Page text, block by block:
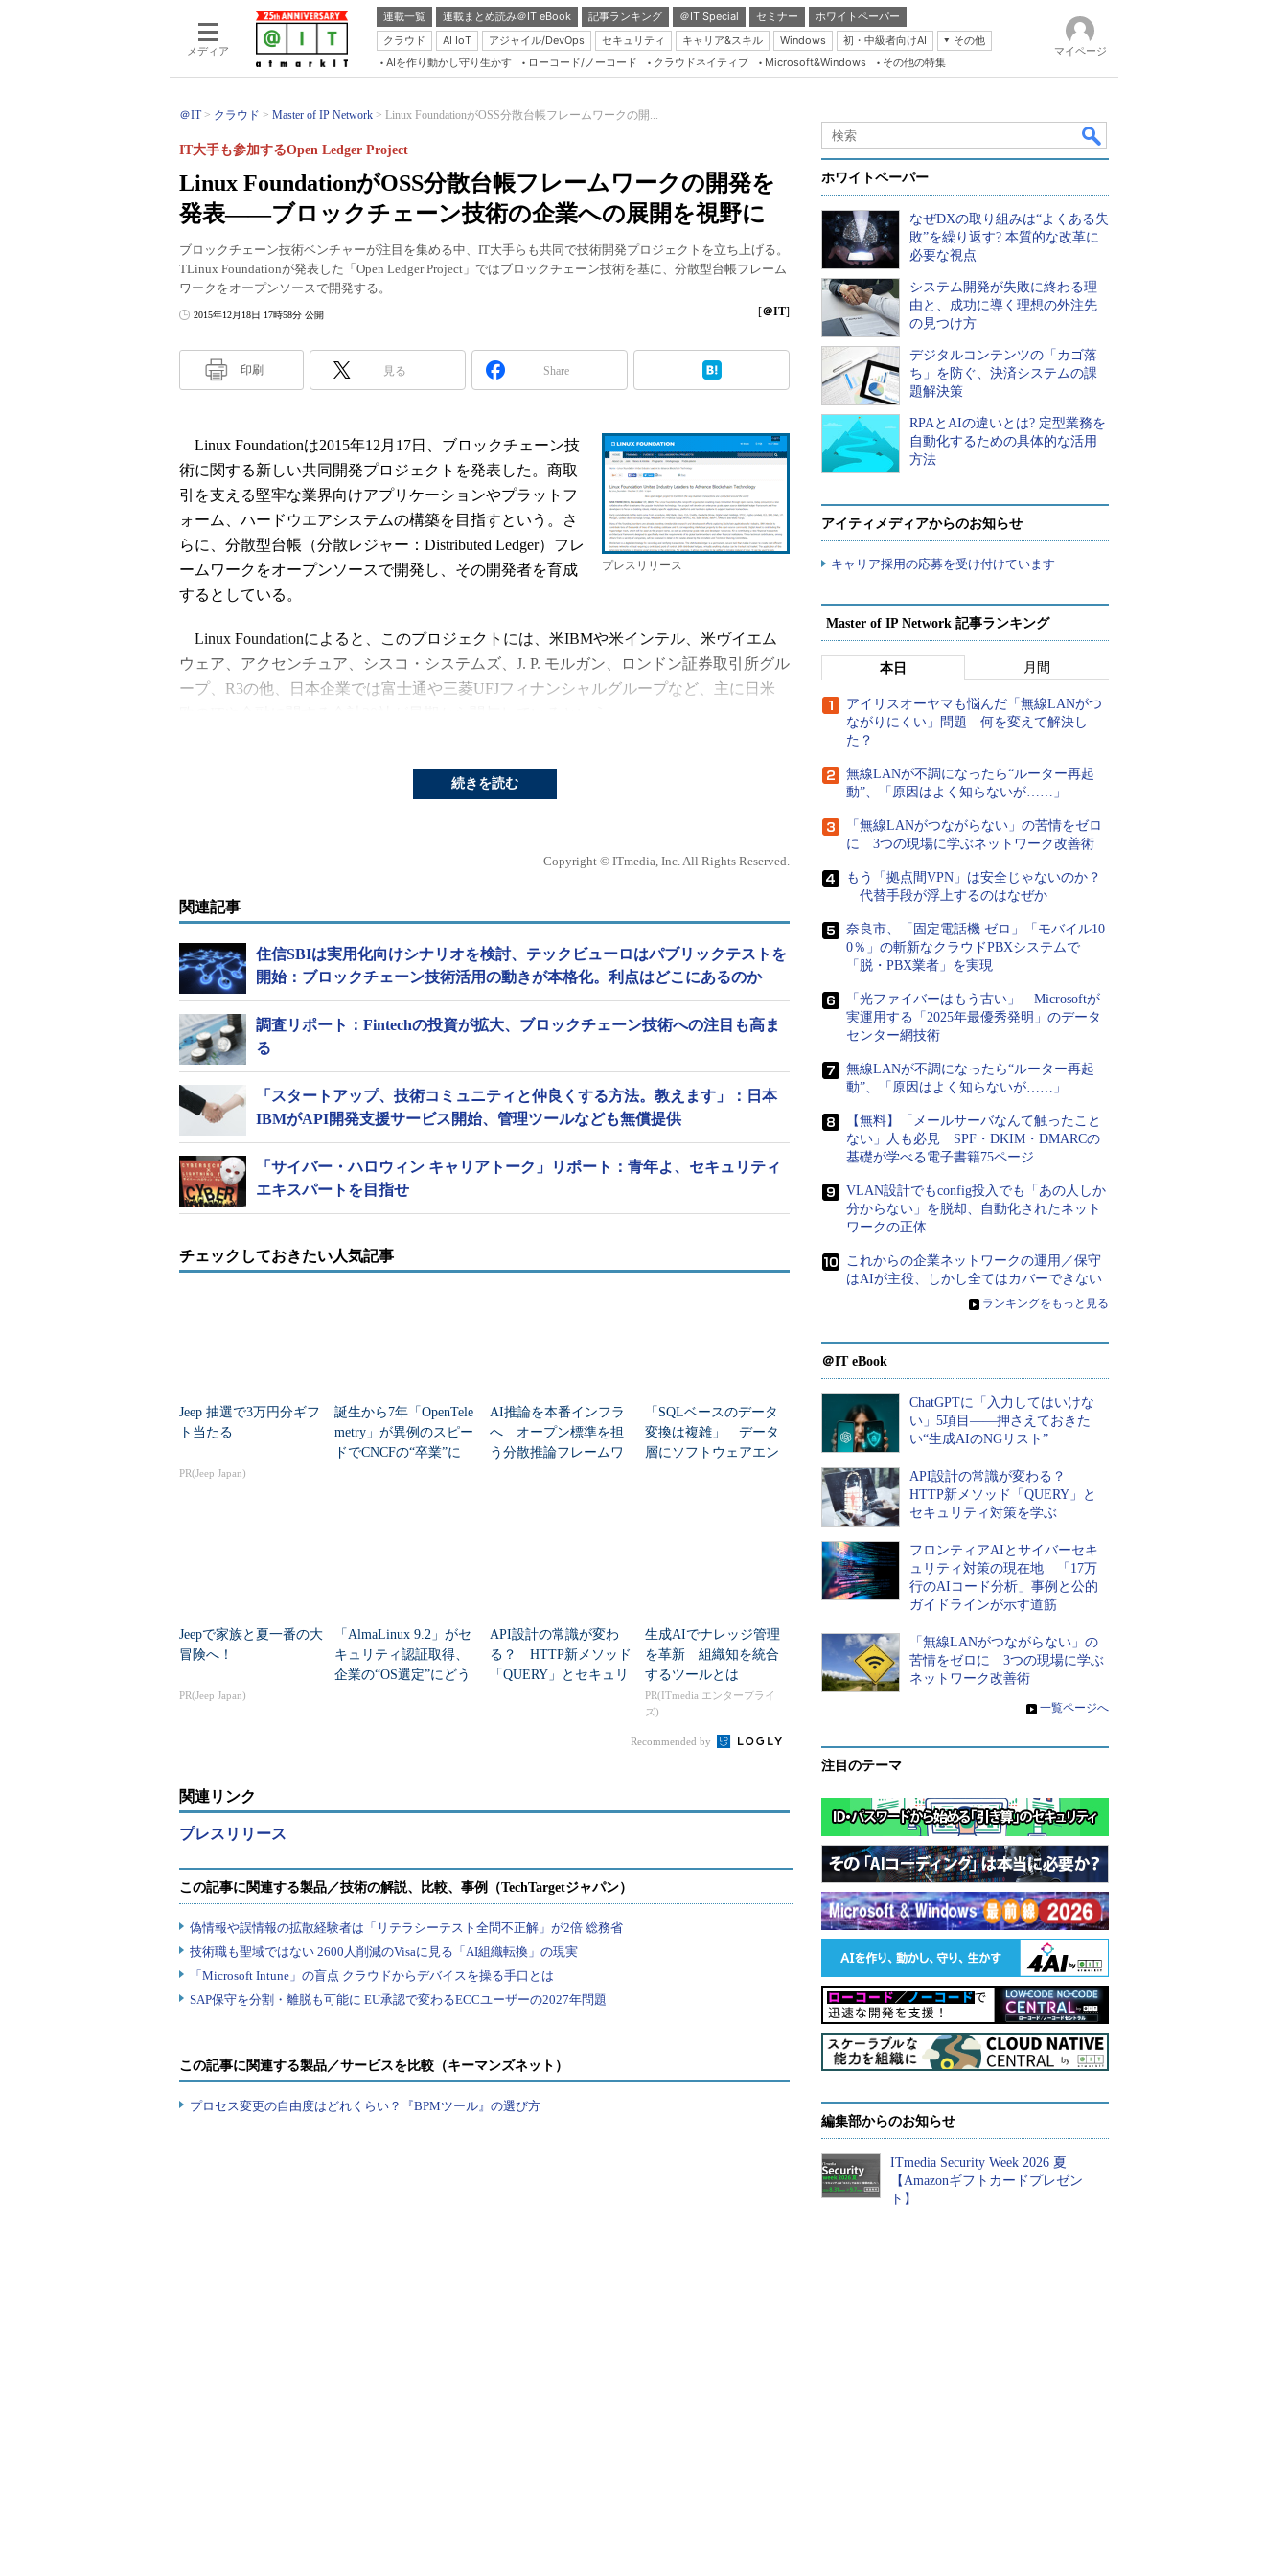
メディア
連載一覧 連載まとめ読み＠IT eBook 記事ランキング ＠IT Special セミナー
ホワイトペーパー
クラウド
AI IoT アジャイル/DevOps セキュリティ キャリア&スキル Windows 初・中級者向けAI
その他
Server & Storage
Java Agile
Database Expert
Linux ＆ OSS
Master of IP Network
Security & Trust
Test & Tools
AIを作り動かし守り生かす ローコード/ノーコード クラウドネイティブ Microsoft&Windows その他の特集
マイページ
＠IT クラウド Master of IP Network Linux FoundationがOSS分散台帳フレームワークの開...
Linux FoundationがOSS分散台帳フレームワークの開発を
発表――ブロックチェーン技術の企業への展開を視野に
IT大手も参加するOpen Ledger Project
ブロックチェーン技術ベンチャーが注目を集める中、IT大手らも共同で技術開発プロジェクトを立ち上げる。
TLinux Foundationが発表した「Open Ledger Project」ではブロックチェーン技術を基に、分散型台帳フレーム
ワークをオープンソースで開発する。
2015年12月18日 17時58分 公開 [＠IT]
印刷 見る Share
プレスリリース
Linux Foundationは2015年12月17日、ブロックチェーン技
術に関する新しい共同開発プロジェクトを発表した。商取
引を支える堅牢な業界向けアプリケーションやプラットフ
ォーム、ハードウエアシステムの構築を目指すという。さ
らに、分散型台帳（分散レジャー：Distributed Ledger）フレ
ームワークをオープンソースで開発し、その開発者を育成
するとしている。
Linux Foundationによると、このプロジェクトには、米IBMや米インテル、米ヴイエム
ウェア、アクセンチュア、シスコ・システムズ、J. P. モルガン、ロンドン証券取引所グル
ープ、R3の他、日本企業では富士通や三菱UFJフィナンシャルグループなど、主に日米
「Collaborative Projects」の一つとして、ソフトウエア開発プロジェクトのホストとして複
P2Pでの合意形成とその保証の仕組みを、決済、トレーサビリティなどのデ
みが用いられている。分散レジャーはこうした仕組みで用いられる分散型の取引台帳の
ことを指す。分散レジャーの利点は、ものの追跡や取引を、大規模な中央サーバーやデ
ータベースシステムなどを使わずに実装可能にする点にある。
とで、顧客管理、台帳管理といったシステムの仕組みそのものを、P2Pネットワークの中
に分散できる利点などが考えられるだろう。企業から見ると中央サーバーへの投資を削
減できる可能性がある。先の記事で紹介 したテックビューロのブロックチェーン技術実
装「mijin」も、「2018年までに金融機関システムのインフラコストを10分の1未満に削減
続きを読む
Copyright © ITmedia, Inc. All Rights Reserved.
関連記事
住信SBIは実用化向けシナリオを検討、テックビューロはパブリックテストを
開始：ブロックチェーン技術活用の動きが本格化。利点はどこにあるのか
調査リポート：Fintechの投資が拡大、ブロックチェーン技術への注目も高ま
る
「スタートアップ、技術コミュニティと仲良くする方法。教えます」：日本
IBMがAPI開発支援サービス開始、管理ツールなども無償提供
「サイバー・ハロウィン キャリアトーク」リポート：青年よ、セキュリティ
エキスパートを目指せ
チェックしておきたい人気記事
Jeep 抽選で3万円分ギフ
ト当たる
PR(Jeep Japan)
誕生から7年「OpenTele
metry」が異例のスピー
ドでCNCFの“卒業”に
AI推論を本番インフラ
へ オープン標準を担
う分散推論フレームワ
「SQLベースのデータ
変換は複雑」 データ
層にソフトウェアエン
Jeepで家族と夏一番の大
冒険へ！
PR(Jeep Japan)
「AlmaLinux 9.2」がセ
キュリティ認証取得、
企業の“OS選定”にどう
API設計の常識が変わ
る？ HTTP新メソッド
「QUERY」とセキュリ
生成AIでナレッジ管理
を革新 組織知を統合
するツールとは
PR(ITmedia エンタープライ
ズ)
Recommended by
関連リンク
プレスリリース
この記事に関連する製品／サービスを比較（キーマンズネット）
プロセス変更の自由度はどれくらい？『BPMツール』の選び方
ホワイトペーパー
なぜDXの取り組みは“よくある失
敗”を繰り返す? 本質的な改革に
必要な視点
システム開発が失敗に終わる理
由と、成功に導く理想の外注先
の見つけ方
デジタルコンテンツの「カゴ落
ち」を防ぐ、決済システムの課
題解決策
RPAとAIの違いとは? 定型業務を
自動化するための具体的な活用
方法
アイティメディアからのお知らせ
キャリア採用の応募を受け付けています
Master of IP Network 記事ランキング
本日 月間
アイリスオーヤマも悩んだ「無線LANがつ
ながりにくい」問題 何を変えて解決し
た？
無線LANが不調になったら“ルーター再起
動”、「原因はよく知らないが……」
「無線LANがつながらない」の苦情をゼロ
に 3つの現場に学ぶネットワーク改善術
もう「拠点間VPN」は安全じゃないのか？
代替手段が浮上するのはなぜか
奈良市、「固定電話機 ゼロ」「モバイル10
0％」の斬新なクラウドPBXシステムで
「脱・PBX業者」を実現
「光ファイバーはもう古い」 Microsoftが
実運用する「2025年最優秀発明」のデータ
センター網技術
無線LANが不調になったら“ルーター再起
動”、「原因はよく知らないが……」
【無料】「メールサーバなんて触ったこと
ない」人も必見 SPF・DKIM・DMARCの
基礎が学べる電子書籍75ページ
VLAN設計でもconfig投入でも「あの人しか
分からない」を脱却、自動化されたネット
ワークの正体
これからの企業ネットワークの運用／保守
はAIが主役、しかし全てはカバーできない
» ランキングをもっと見る
＠IT eBook
ChatGPTに「入力してはいけな
い」5項目――押さえておきた
い“生成AIのNGリスト”
API設計の常識が変わる？
HTTP新メソッド「QUERY」と
セキュリティ対策を学ぶ
フロンティアAIとサイバーセキ
ュリティ対策の現在地 「17万
行のAIコード分析」事例と公的
ガイドラインが示す道筋
「無線LANがつながらない」の
苦情をゼロに 3つの現場に学ぶ
ネットワーク改善術
» 一覧ページへ
注目のテーマ
編集部からのお知らせ
ITmedia Security Week 2026 夏
【Amazonギフトカードプレゼン
ト】